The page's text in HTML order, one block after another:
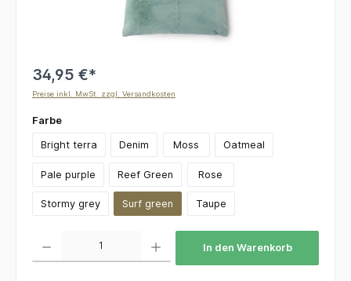
34,95 €*
Preise inkl. MwSt. zzgl. Versandkosten
Farbeauswählen
Bright terra Denim Moss Oatmeal
Pale purple Reef Green Rose
Stormy grey Surf green Taupe
In den Warenkorb